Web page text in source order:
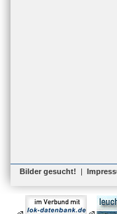
Bilder gesucht! |